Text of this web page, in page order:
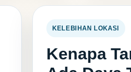
KELEBIHAN LOKASI
Kenapa